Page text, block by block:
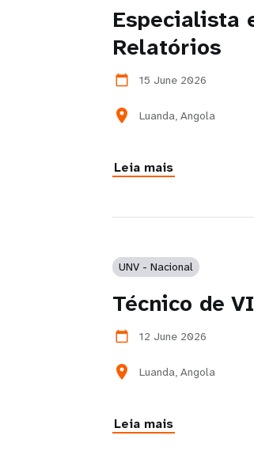
Especialista
Relatórios
calendar_today 15 June 2026
location_on Luanda, Angola
Leia mais
UNV - Nacional
Técnico de
calendar_today 12 June 2026
location_on Luanda, Angola
Leia mais